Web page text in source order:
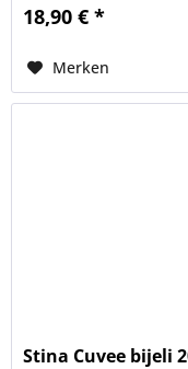
18,90 € *
Merken
Stina Cuvee bijeli